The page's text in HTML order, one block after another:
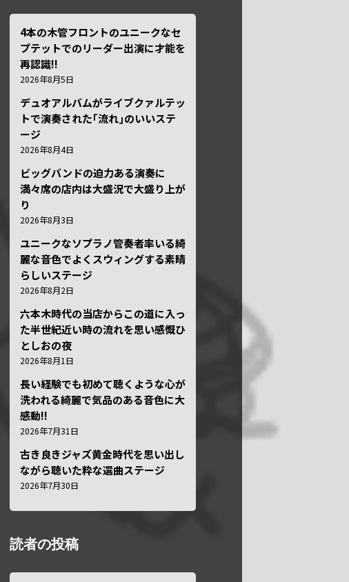
4本の木管フロントのユニークなセ
プテットでのリーダー出演に才能を
再認識!!
2026年8月5日
デュオアルバムがライブクァルテッ
トで演奏された｢流れ｣のいいステ
ージ
2026年8月4日
ビッグバンドの迫力ある演奏に
満々席の店内は大盛況で大盛り上が
り
2026年8月3日
ユニークなソプラノ管奏者率いる綺
麗な音色でよくスウィングする素晴
らしいステージ
2026年8月2日
六本木時代の当店からこの道に入っ
た半世紀近い時の流れを思い感慨ひ
としおの夜
2026年8月1日
長い経験でも初めて聴くような心が
洗われる綺麗で気品のある音色に大
感動!!
2026年7月31日
古き良きジャズ黄金時代を思い出し
ながら聴いた粋な選曲ステージ
2026年7月30日
読者の投稿